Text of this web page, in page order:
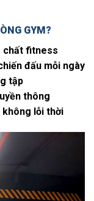
GYM?
chất fitness
đấu mỗi ngày
tập
thông
lỗi thời